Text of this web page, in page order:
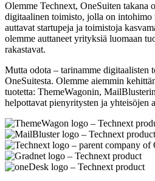
Olemme Technext, OneSuiten takana
digitaalinen toimisto, jolla on intohimo
auttavat startupeja ja toimistoja
olemme auttaneet yrityksiä luomaan
rakastavat.
Mutta odota – tarinamme digitaalisten
OneSuitesta. Olemme aiemmin
tuotetta: ThemeWagonin,
helpottavat pienyritysten ja yhteisöjen